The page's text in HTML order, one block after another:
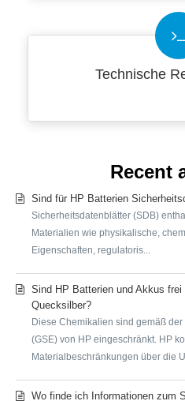
Technische
Recent
Sind für HP Batterien
Sicherheitsdatenblätter (SDB)
Materialien wie physikalische,
Eigenschaften, regulatoris...
Sind HP Batterien und Akkus
Quecksilber?
Diese Chemikalien sind gemäß
(GSE) von HP eingeschränkt. HP
Materialbeschränkungen über die
Wo finde ich Informationen zum